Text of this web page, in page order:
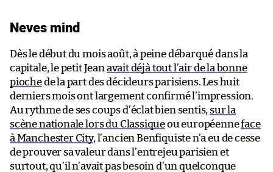
Neves mind
Dès le début du mois août, à peine débarqué dans la
capitale, le petit Jean avait déjà tout l’air de la bonne
piochede la part des décideurs parisiens. Les huit
derniers mois ont largement confirmé l’impression.
Au rythme de ses coups d’éclat bien sentis, sur la
scène nationale lors du Classiqueou européenneface
à Manchester City, l’ancien Benfiquiste n’a eu de cesse
de prouver sa valeur dans l’entrejeu parisien et
surtout, qu’il n’avait pas besoin d’un quelconque